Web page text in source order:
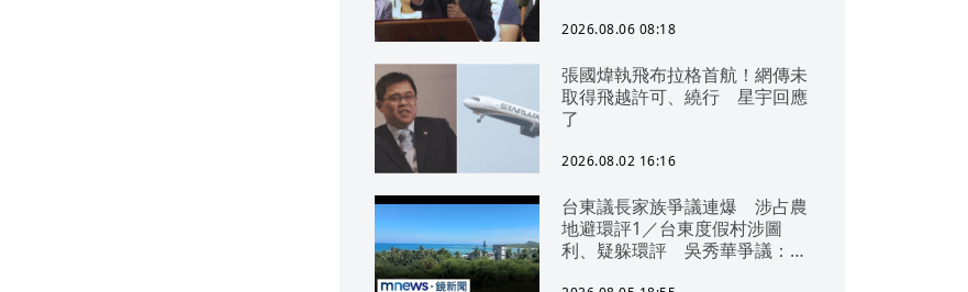
2026.08.06 08:18
張國煒執飛布拉格首航！網傳未
取得飛越許可、繞行 星宇回應
了
2026.08.02 16:16
台東議長家族爭議連爆 涉占農
地避環評1／台東度假村涉圖
利、疑躲環評 吳秀華爭議：概